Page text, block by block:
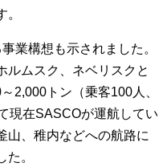
業構想も示されました。
ルムスク、ネベリスクと
2,000トン（乗客100人、
現在SASCOが運航してい
山、稚内などへの航路に
。